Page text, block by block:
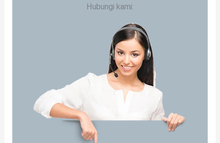
Hubungi kami: